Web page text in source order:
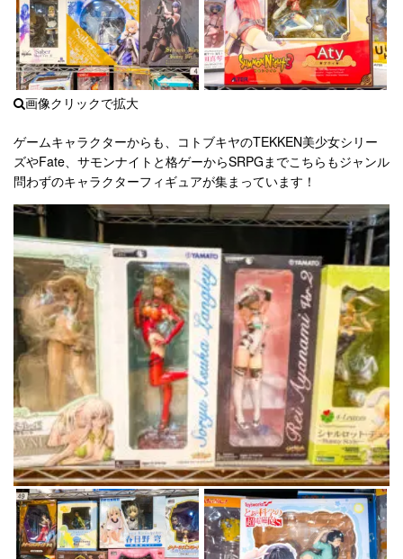
ゲームキャラクターからも、コトブキヤのTEKKEN美少女シリー
ズやFate、サモンナイトと格ゲーからSRPGまでこちらもジャンル
問わずのキャラクターフィギュアが集まっています！